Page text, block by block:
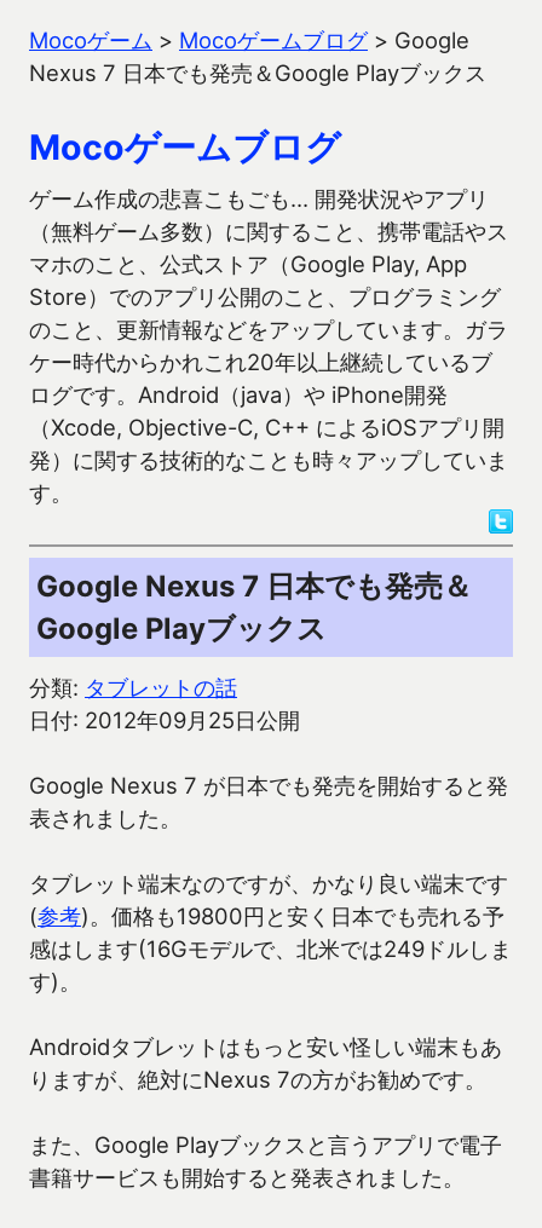
Mocoゲーム > Mocoゲームブログ> Google
Nexus 7 日本でも発売＆Google Playブックス
Mocoゲームブログ
ゲーム作成の悲喜こもごも… 開発状況やアプリ
（無料ゲーム多数）に関すること、携帯電話やス
マホのこと、公式ストア（Google Play, App
Store）でのアプリ公開のこと、プログラミング
のこと、更新情報などをアップしています。ガラ
ケー時代からかれこれ20年以上継続しているブ
ログです。Android（java）や iPhone開発
（Xcode, Objective-C, C++ によるiOSアプリ開
発）に関する技術的なことも時々アップしていま
す。
Google Nexus 7 日本でも発売＆
Google Playブックス
分類: タブレットの話
日付: 2012年09月25日公開
Google Nexus 7 が日本でも発売を開始すると発
表されました。
タブレット端末なのですが、かなり良い端末です
(参考)。価格も19800円と安く日本でも売れる予
感はします(16Gモデルで、北米では249ドルしま
す)。
Androidタブレットはもっと安い怪しい端末もあ
りますが、絶対にNexus 7の方がお勧めです。
また、Google Playブックスと言うアプリで電子
書籍サービスも開始すると発表されました。